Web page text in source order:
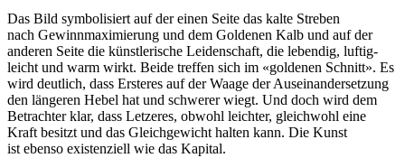
Das Bild symbolisiert auf der einen Seite das kalte Streben
nach Gewinnmaximierung und dem Goldenen Kalb und auf der
anderen Seite die künstlerische Leidenschaft, die lebendig, luftig-
leicht und warm wirkt. Beide treffen sich im «goldenen Schnitt». Es
wird deutlich, dass Ersteres auf der Waage der Auseinandersetzung
den längeren Hebel hat und schwerer wiegt. Und doch wird dem
Betrachter klar, dass Letzeres, obwohl leichter, gleichwohl eine
Kraft besitzt und das Gleichgewicht halten kann. Die Kunst
ist ebenso existenziell wie das Kapital.